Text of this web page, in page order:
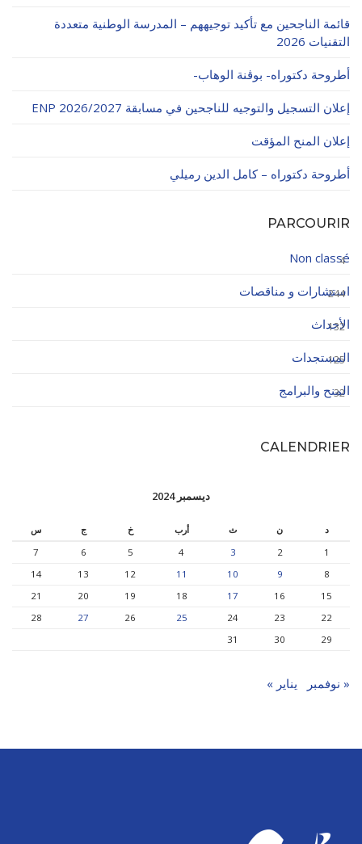
قائمة الناجحين مع تأكيد توجيههم – المدرسة الوطنية متعددة
التقنيات 2026
أطروحة دكتوراه- بوڨنة الوهاب-
إعلان التسجيل والتوجيه للناجحين في مسابقة ENP 2026/2027
إعلان المنح المؤقت
أطروحة دكتوراه – كامل الدين رميلي
PARCOURIR
Non classé
4
استشارات و مناقصات
244
الأحداث
132
المستجدات
125
المنح والبرامج
32
CALENDRIER
ديسمبر 2024
د ن ث أرب خ ج
س
1
2
3
4
5
6
7
8
9
10
11
12
13
14
15
16
17
18
19
20
21
22
23
24
25
26
27
28
29
30
31
« نوفمبر يناير »